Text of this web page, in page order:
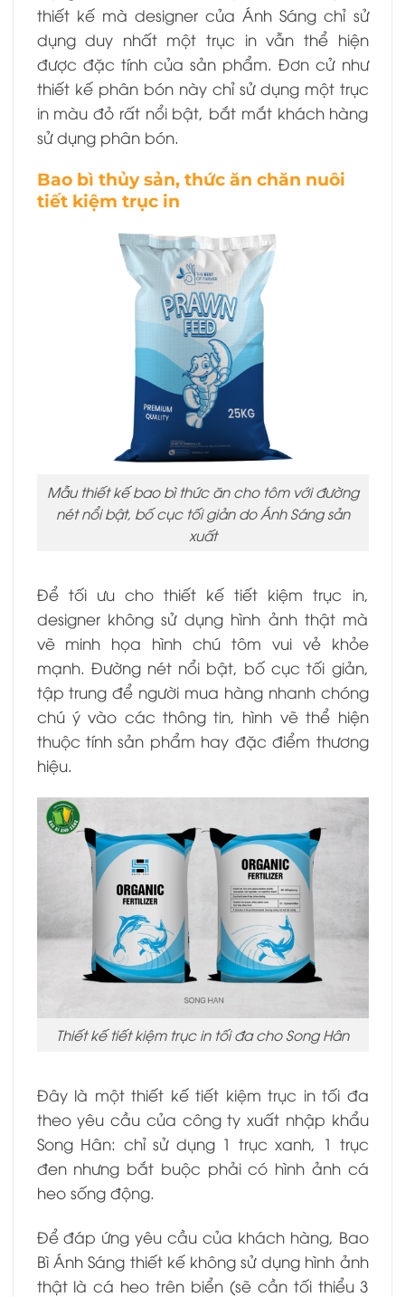
thiết kế mà designer của Ánh Sáng chỉ sử
dụng duy nhất một trục in vẫn thể hiện
được đặc tính của sản phẩm. Đơn cử như
thiết kế phân bón này chỉ sử dụng một trục
in màu đỏ rất nổi bật, bắt mắt khách hàng
sử dụng phân bón.
Bao bì thủy sản, thức ăn chăn nuôi
tiết kiệm trục in
Mẫu thiết kế bao bì thức ăn cho tôm với đường
nét nổi bật, bố cục tối giản do Ánh Sáng sản
xuất
Để tối ưu cho thiết kế tiết kiệm trục in,
designer không sử dụng hình ảnh thật mà
vẽ minh họa hình chú tôm vui vẻ khỏe
mạnh. Đường nét nổi bật, bố cục tối giản,
tập trung để người mua hàng nhanh chóng
chú ý vào các thông tin, hình vẽ thể hiện
thuộc tính sản phẩm hay đặc điểm thương
hiệu.
Thiết kế tiết kiệm trục in tối đa cho Song Hân
Đây là một thiết kế tiết kiệm trục in tối đa
theo yêu cầu của công ty xuất nhập khẩu
Song Hân: chỉ sử dụng 1 trục xanh, 1 trục
đen nhưng bắt buộc phải có hình ảnh cá
heo sống động.
Để đáp ứng yêu cầu của khách hàng, Bao
Bì Ánh Sáng thiết kế không sử dụng hình ảnh
thật là cá heo trên biển (sẽ cần tối thiểu 3